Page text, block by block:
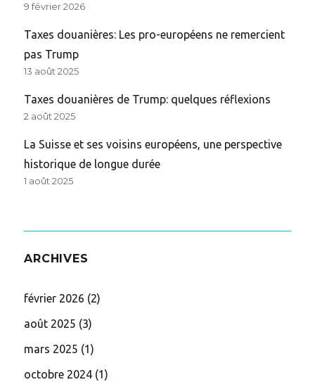
9 février 2026
Taxes douanières: Les pro-européens ne remercient
pas Trump
13 août 2025
Taxes douanières de Trump: quelques réflexions
2 août 2025
La Suisse et ses voisins européens, une perspective
historique de longue durée
1 août 2025
ARCHIVES
février 2026 (2)
août 2025 (3)
mars 2025 (1)
octobre 2024 (1)